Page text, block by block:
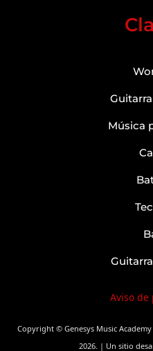
Música
Aviso de
Copyright © Genesys Music
2026. | Un sitio